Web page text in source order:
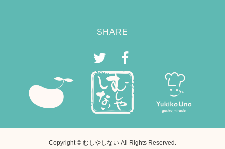
SHARE
Copyright © むしやしない All Rights Reserved.